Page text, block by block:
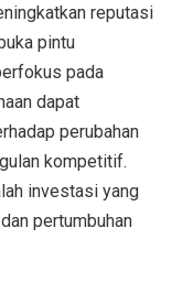
reputasi
pintu
pada
dapat
perubahan
kompetitif.
investasi yang
pertumbuhan